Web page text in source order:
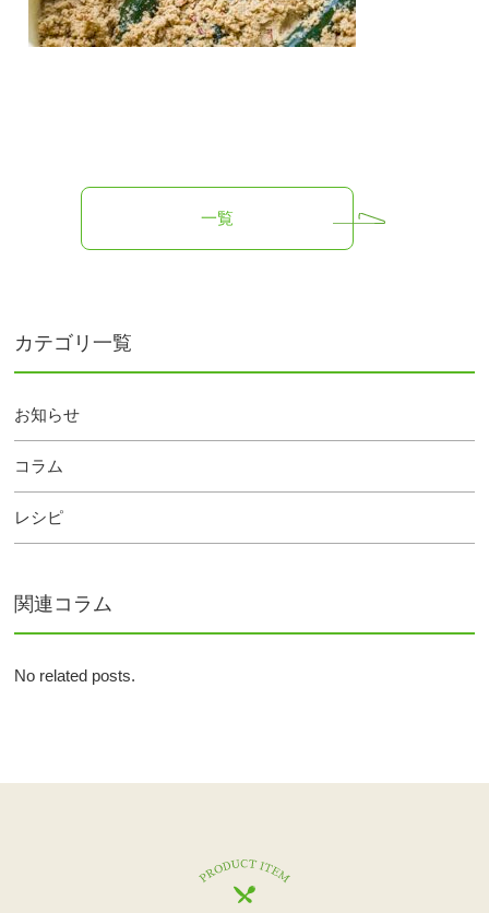
一覧
カテゴリ一覧
お知らせ
コラム
レシピ
関連コラム
No related posts.